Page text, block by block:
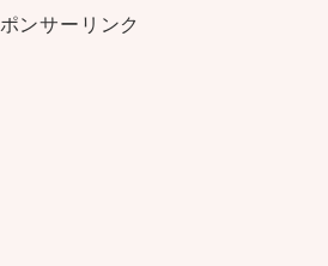
ンサーリンク